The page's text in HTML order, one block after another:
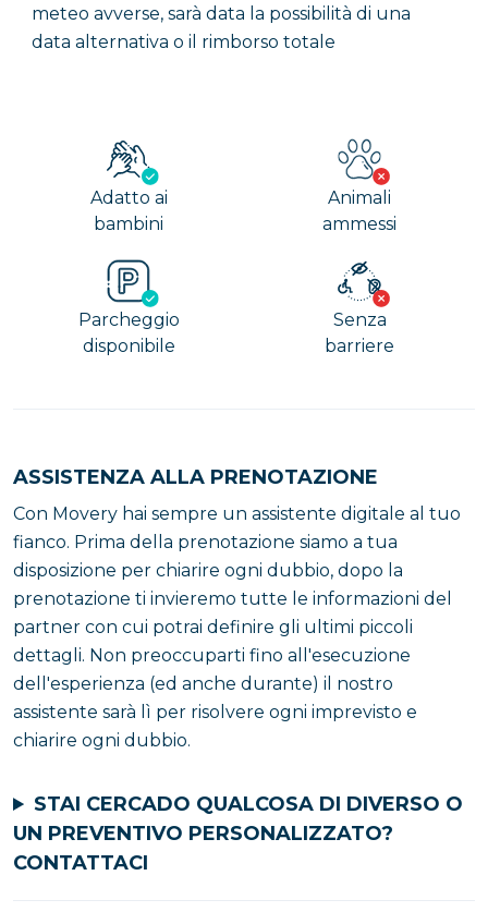
meteo avverse, sarà data la possibilità di una
data alternativa o il rimborso totale
Adatto ai
bambini
Animali
ammessi
Parcheggio
disponibile
Senza
barriere
ASSISTENZA ALLA PRENOTAZIONE
Con Movery hai sempre un assistente digitale al tuo
fianco. Prima della prenotazione siamo a tua
disposizione per chiarire ogni dubbio, dopo la
prenotazione ti invieremo tutte le informazioni del
partner con cui potrai definire gli ultimi piccoli
dettagli. Non preoccuparti fino all'esecuzione
dell'esperienza (ed anche durante) il nostro
assistente sarà lì per risolvere ogni imprevisto e
chiarire ogni dubbio.
STAI CERCADO QUALCOSA DI DIVERSO O
UN PREVENTIVO PERSONALIZZATO?
CONTATTACI